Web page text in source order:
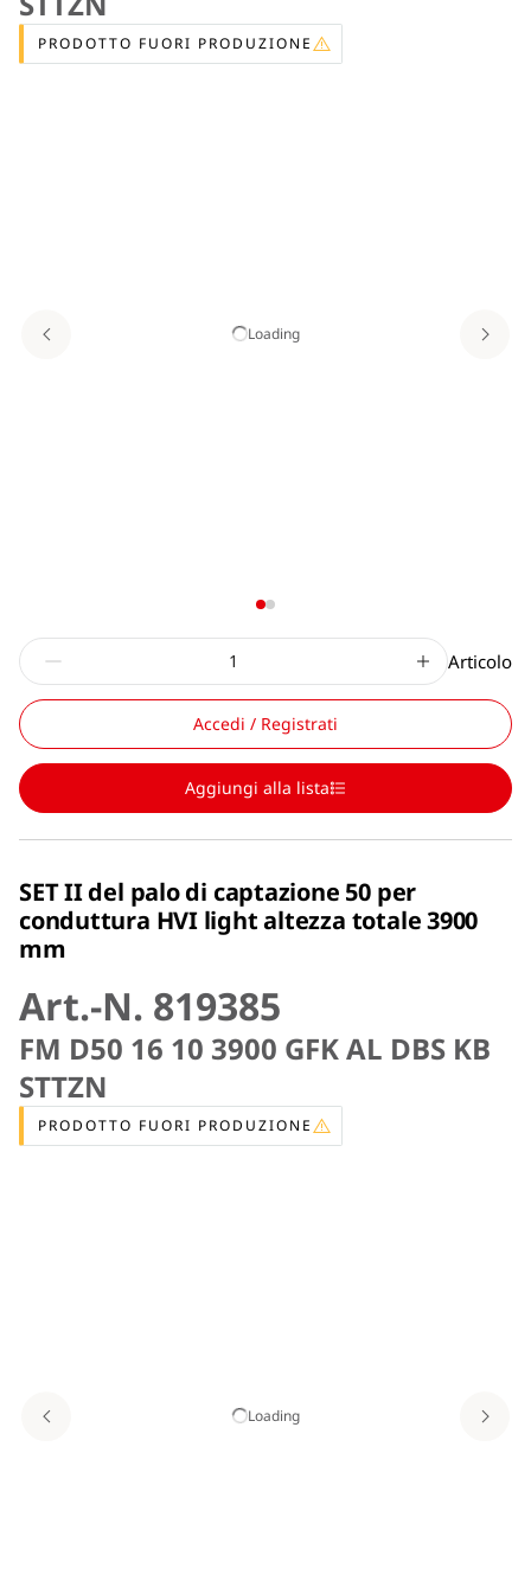
PRODOTTO FUORI PRODUZIONE
Loading
Articolo
Accedi / Registrati
Aggiungi alla lista
SET II del palo di captazione 50 per
conduttura HVI light altezza totale 3900
mm
Art.-N. 819385
FM D50 16 10 3900 GFK AL DBS KB
STTZN
PRODOTTO FUORI PRODUZIONE
Loading